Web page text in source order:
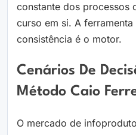
constante dos processos
curso em si. A
consistência é o motor.
Cenários De
Método Caio
O mercado de